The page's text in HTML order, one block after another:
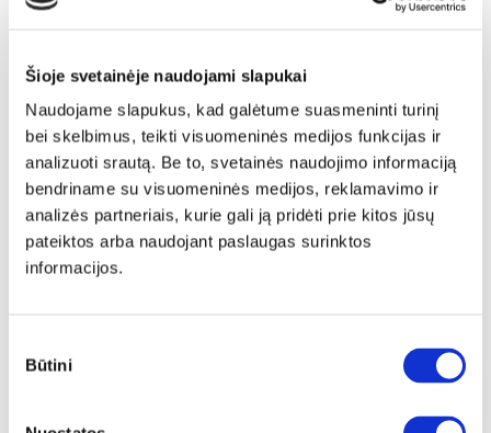
Šioje svetainėje naudojami slapukai
Naudojame slapukus, kad galėtume suasmeninti turinį
bei skelbimus, teikti visuomeninės medijos funkcijas ir
analizuoti srautą. Be to, svetainės naudojimo informaciją
bendriname su visuomeninės medijos, reklamavimo ir
analizės partneriais, kurie gali ją pridėti prie kitos jūsų
pateiktos arba naudojant paslaugas surinktos
informacijos.
pasirinkimas
Būtini
EKSPOZICINĖ PREKĖ NUKAINOTA
EMILY EMLR82-C264 pastatoma lentyna
Išmatavimai:A:188cmP:60cmG:35cm
Kaina taikyta laikotarpiu
2026-07-07 iki 2026-08-06
Pritaikyta nuolaida